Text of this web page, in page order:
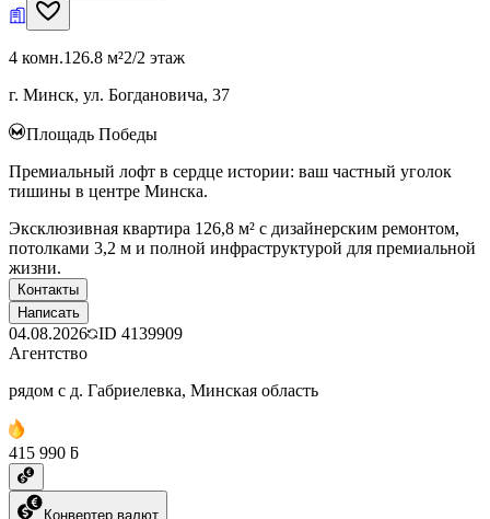
4 комн.126.8 м²2/2 этаж
г. Минск, ул. Богдановича, 37
Площадь Победы
Премиальный лофт в сердце истории: ваш частный уголок
тишины в центре Минска.
Эксклюзивная квартира 126,8 м² с дизайнерским ремонтом,
потолками 3,2 м и полной инфраструктурой для премиальной
жизни.
Контакты
Написать
04.08.2026 ID 4139909
Агентство
рядом с д. Габриелевка, Минская область
415 990 ƃ
Конвертер валют